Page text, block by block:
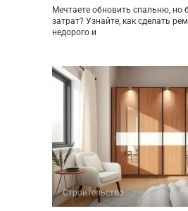
Мечтаете обновить спальню, но
затрат? Узнайте, как сделать
недорого и
Строительство